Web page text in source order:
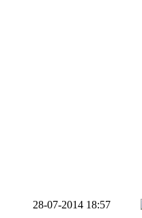
28-07-2014 18:57